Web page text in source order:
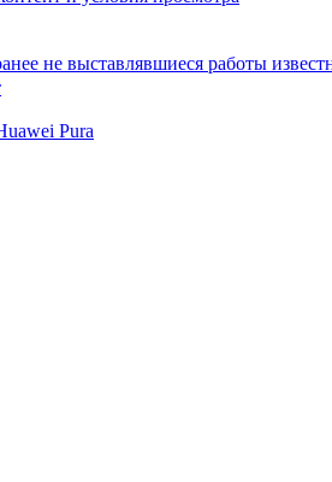
не выставлявшиеся работы
Pura